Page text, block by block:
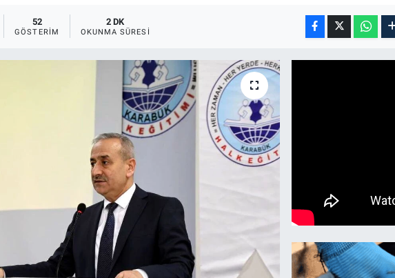
52
GÖSTERIM
2 DK
OKUNMA SÜRESI